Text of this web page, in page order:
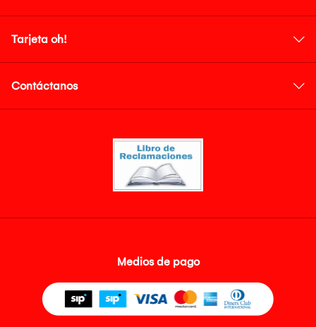
Tarjeta oh!
Contáctanos
Medios de pago